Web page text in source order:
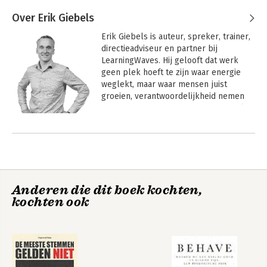
Over Erik Giebels
Erik Giebels is auteur, spreker, trainer,
directieadviseur en partner bij
LearningWaves. Hij gelooft dat werk
geen plek hoeft te zijn waar energie
weglekt, maar waar mensen juist
groeien, verantwoordelijkheid nemen
in organisaties zichzelf en elkaar
van om daar structureel iets aan te
trainingen en trajecten. Sinds 2012
werkt Erik intensief samen met iconen
Anderen die dit boek kochten,
kochten ook